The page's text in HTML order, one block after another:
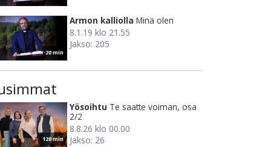
20 min
Armon kalliolla Minä olen
8.1.19 klo 21.55
Jakso: 205
120 min
Yösoihtu Te saatte voiman, osa
2/2
8.8.26 klo 00.00
Jakso: 26